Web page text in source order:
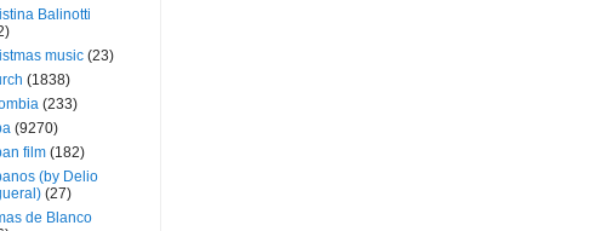
Balinotti
music (23)
(1838)
(233)
(9270)
film (182)
(by Delio
(27)
de Blanco